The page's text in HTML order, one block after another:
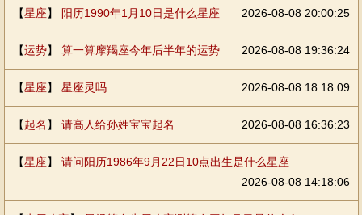
【星座】 阳历1990年1月10日是什么星座 2026-08-08 20:00:25
【运势】 算一算摩羯座今年后半年的运势 2026-08-08 19:36:24
【星座】 星座灵吗 2026-08-08 18:18:09
【起名 】 请高人给孙姓宝宝起名 2026-08-08 16:36:23
【星座】 请问阳历1986年9月22日10点出生是什么星座
2026-08-08 14:18:06